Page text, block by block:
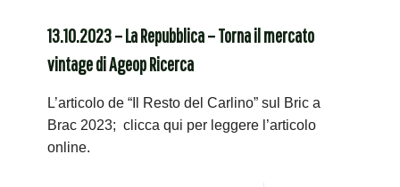
13.10.2023 – La Repubblica – Torna il mercato
vintage di Ageop Ricerca
L’articolo de “Il Resto del Carlino” sul Bric a
Brac 2023; clicca qui per leggere l’articolo
online.